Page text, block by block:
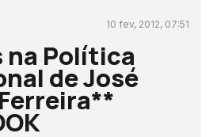
10 fev, 2012, 07:51
na Política
de José